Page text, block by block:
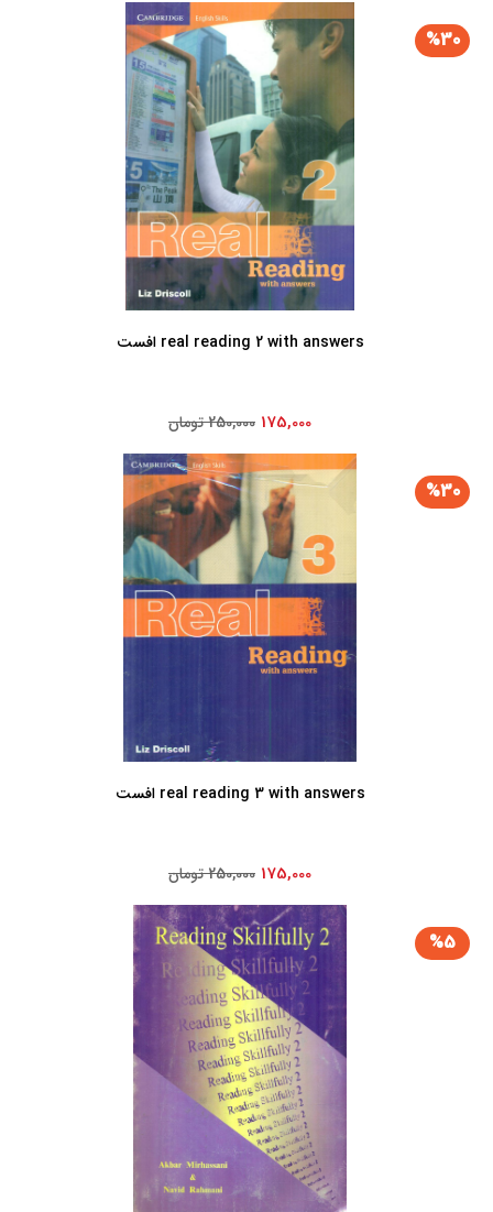
%30
real reading 2 with answers افست
175,000 250,000 تومان
%30
real reading 3 with answers افست
175,000 250,000 تومان
%5